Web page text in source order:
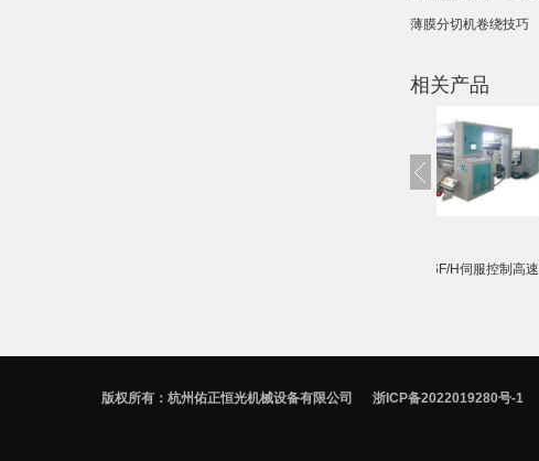
薄膜分切机卷绕技巧
相关产品
HG-2700SF/H伺服控制高速分
HG-
版权所有：杭州佑正恒光机械设备有限公司 浙ICP备2022019280号-1